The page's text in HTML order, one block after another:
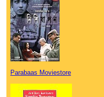
Parabaas Moviestore